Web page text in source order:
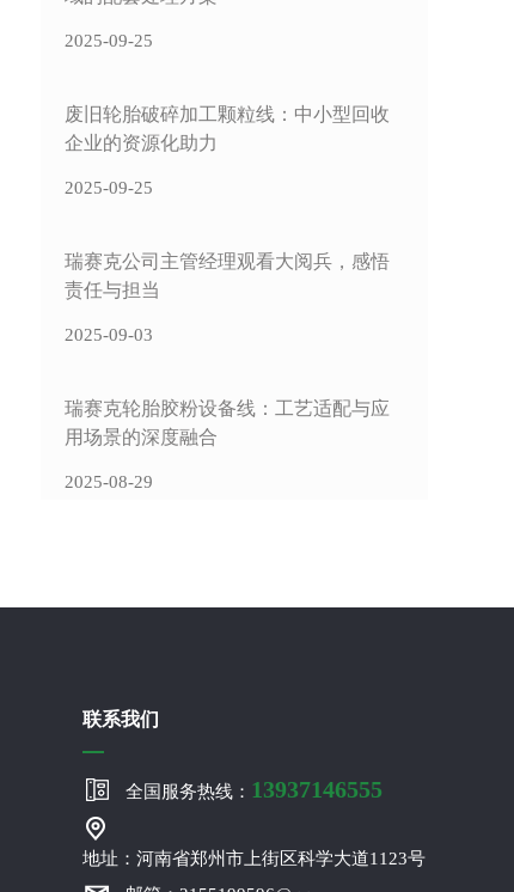
2025-09-25
废旧轮胎破碎加工颗粒线：中小型回收
企业的资源化助力
2025-09-25
瑞赛克公司主管经理观看大阅兵，感悟
责任与担当
2025-09-03
瑞赛克轮胎胶粉设备线：工艺适配与应
用场景的深度融合
2025-08-29
联系我们
全国服务热线： 13937146555
地址：河南省郑州市上街区科学大道1123号